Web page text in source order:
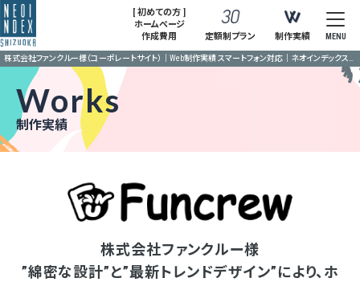
[ 初めての方 ]
ホームページ
作成費用
定額制プラン 制作実績 MENU
Works
制作実績
株式会社ファンクルー様
”綿密な設計”と”最新トレンドデザイン”により、ホ